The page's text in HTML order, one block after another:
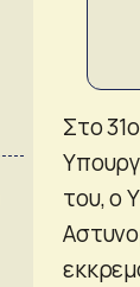
Στο
του, ο